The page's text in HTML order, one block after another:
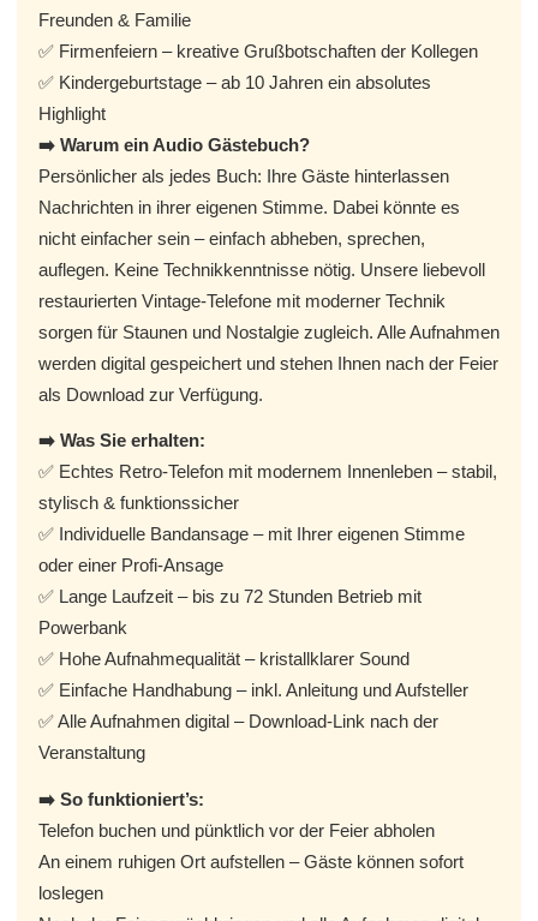
Freunden & Familie
✅ Firmenfeiern – kreative Grußbotschaften der Kollegen
✅ Kindergeburtstage – ab 10 Jahren ein absolutes
Highlight
➡️ Warum ein Audio Gästebuch?
Persönlicher als jedes Buch: Ihre Gäste hinterlassen
Nachrichten in ihrer eigenen Stimme. Dabei könnte es
nicht einfacher sein – einfach abheben, sprechen,
auflegen. Keine Technikkenntnisse nötig. Unsere liebevoll
restaurierten Vintage-Telefone mit moderner Technik
sorgen für Staunen und Nostalgie zugleich. Alle Aufnahmen
werden digital gespeichert und stehen Ihnen nach der Feier
als Download zur Verfügung.
➡️ Was Sie erhalten:
✅ Echtes Retro-Telefon mit modernem Innenleben – stabil,
stylisch & funktionssicher
✅ Individuelle Bandansage – mit Ihrer eigenen Stimme
oder einer Profi-Ansage
✅ Lange Laufzeit – bis zu 72 Stunden Betrieb mit
Powerbank
✅ Hohe Aufnahmequalität – kristallklarer Sound
✅ Einfache Handhabung – inkl. Anleitung und Aufsteller
✅ Alle Aufnahmen digital – Download-Link nach der
Veranstaltung
➡️ So funktioniert’s:
Telefon buchen und pünktlich vor der Feier abholen
An einem ruhigen Ort aufstellen – Gäste können sofort
loslegen